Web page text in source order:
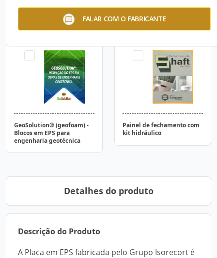
FALAR COM O FABRICANTE
Tarugo Cilíndrico em EPS
em EPS
GeoSolution® (geofoam) -
Blocos em EPS para
engenharia geotécnica
Painel de fechamento com
kit hidráulico
Detalhes do produto
Descrição do Produto
A Placa em EPS fabricada pelo Grupo Isorecort é